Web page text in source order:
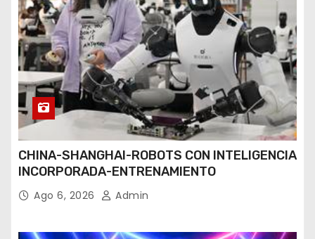
CHINA-SHANGHAI-ROBOTS CON INTELIGENCIA
INCORPORADA-ENTRENAMIENTO
Ago 6, 2026 Admin